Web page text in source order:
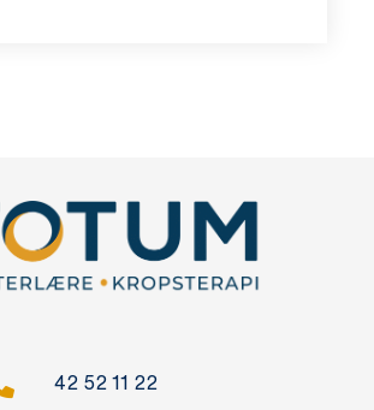
42 52 11 22